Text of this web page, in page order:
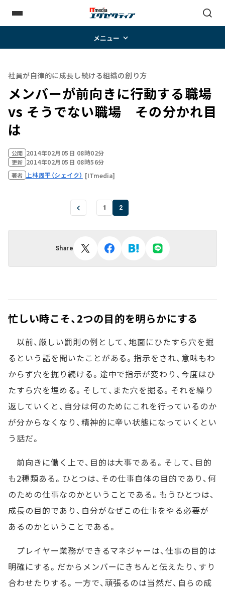
メニュー
社員が自律的に成長し続ける組織の創り方
メンバーが前向きに行動する職場
vs そうでない職場 その分かれ目
は
公開 2014年02月05日 08時02分
更新 2014年02月05日 08時56分
著者 上林周平（シェイク） [ITmedia]
1 2
Share
忙しい時こそ、2つの目的を明らかにする
以前、厳しい罰則の例として、地面にひたすら穴を掘
るという話を聞いたことがある。指示をされ、意味もわ
からず穴を掘り続ける。途中で指示が変わり、今度はひ
たすら穴を埋める。そして、また穴を掘る。それを繰り
返していくと、自分は何のためにこれを行っているのか
が分からなくなり、精神的に辛い状態になっていくとい
う話だ。
前向きに働く上で、目的は大事である。そして、目的
も2種類ある。ひとつは、その仕事自体の目的であり、何
のための仕事なのかということである。もうひとつは、
成長の目的であり、自分がなぜこの仕事をやる必要が
あるのかということである。
プレイヤー業務ができるマネジャーは、仕事の目的は
明確にする。だからメンバーにきちんと伝えたり、すり
合わせたりする。一方で、頑張るのは当然だ、自らの成